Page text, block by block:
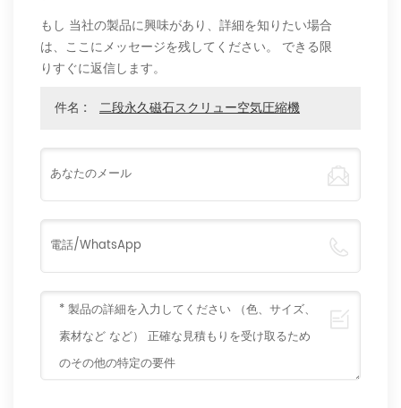
もし 当社の製品に興味があり、詳細を知りたい場合
は、ここにメッセージを残してください。 できる限
りすぐに返信します。
件名 :
二段永久磁石スクリュー空気圧縮機